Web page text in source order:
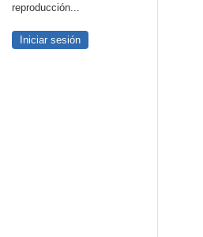
reproducción...
Iniciar sesión